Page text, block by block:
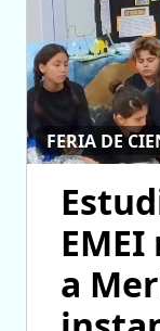
FERIA DE
a